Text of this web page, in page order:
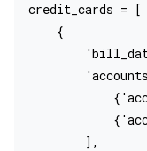
credit_cards = [
    {
        ],